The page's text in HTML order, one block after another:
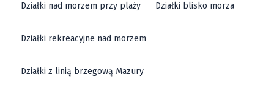
Działki nad morzem przy plaży Działki blisko morza
Działki rekreacyjne nad morzem
Działki z linią brzegową Mazury